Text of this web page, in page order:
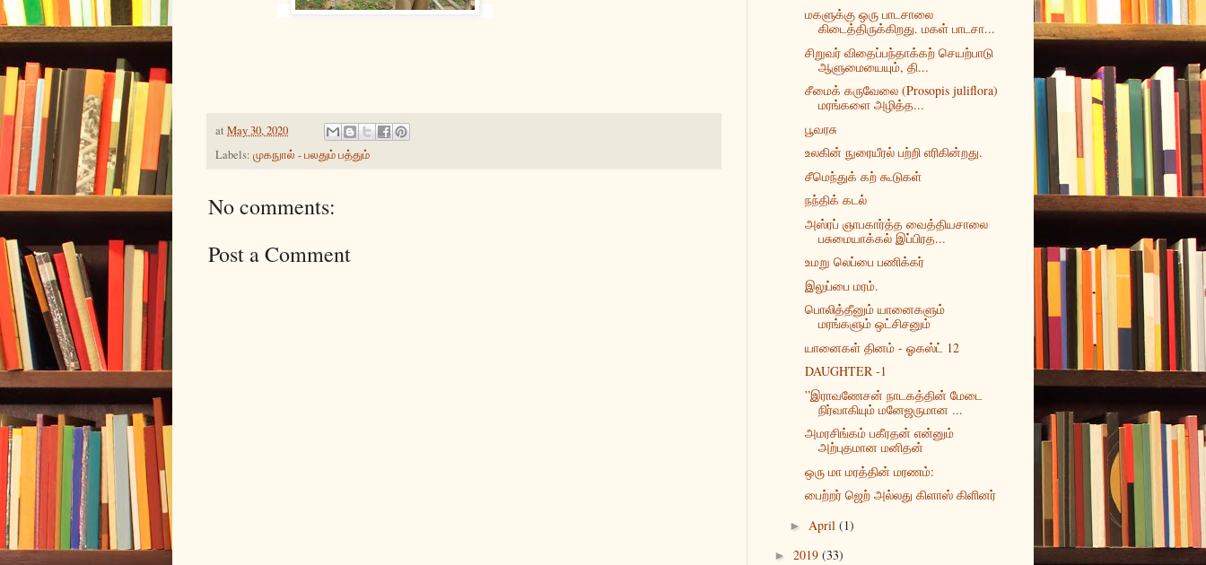
at May 30, 2020
Labels: முகநுால் - பலதும் பத்தும்
No comments:
Post a Comment
மகளுக்கு ஒரு பாடசாலை
கிடைத்திருக்கிறது. மகள் பாடசா...
சிறுவர் விதைப்பந்தாக்கற் செயற்பாடு
ஆளுமையையும், தி...
சீமைக் கருவேலை (Prosopis juliflora)
மரங்களை அழித்த...
பூவரசு
உலகின் நுரையீரல் பற்றி எரிகின்றது.
சீமெந்துக் கற் கூடுகள்
நந்திக் கடல்
அஸ்ரப் ஞாபகார்த்த வைத்தியசாலை
பசுமையாக்கல் இப்பிரத...
உமறு லெப்பை பணிக்கர்
இலுப்பை மரம்.
பொலித்தீனும் யானைகளும்
மரங்களும் ஒட்சிசனும்
யானைகள் தினம் - ஓகஸ்ட் 12
DAUGHTER -1
”இராவணேசன் நாடகத்தின் மேடை
நிர்வாகியும் மனேஜருமான ...
அமரசிங்கம் பகீரதன் என்னும்
அற்புதமான மனிதன்
ஒரு மா மரத்தின் மரணம்:
பைற்றர் ஜெற் அல்லது கிளாஸ் கிளினர்
► April (1)
► 2019 (33)